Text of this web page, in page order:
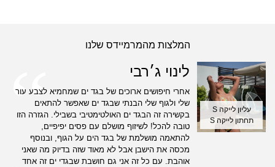
המלצות מהמרמיידס שלנו
עליון לייקה S
תחתון לייקה S
לינוי ג׳רבי
אחרי חיפושים ארוכים של בגד ים שמחמיא לצבע עור
שלי ולגוף שלי הבנתי שבגד ים שאפשר להתאים
בקשירה זה הבגד ים האולטימטיבי בשבילי. הגזרה הזו
טובה להכל! לשיזוף מושלם עם פסים יפיפיים,
להתאמה מושלמת של בגד הים על הגוף, ובנוסף
מכסה את הישבן אבל לא מאוד שזה בדיוק מה שאני
אוהבת. עם כל זה אני גם חושבת שבגדי ים זה אחד